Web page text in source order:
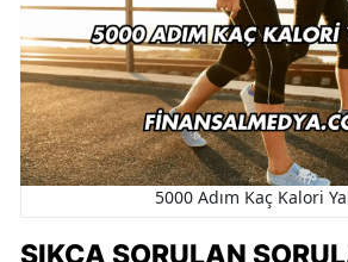
5000 Adım Kaç Kalori
SIKÇA SORULAN